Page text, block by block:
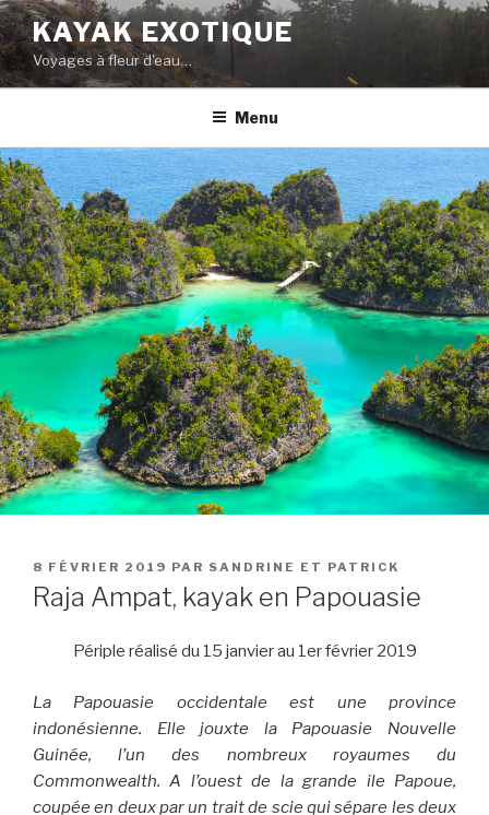
Aller
au
contenu
principal
KAYAK EXOTIQUE
Voyages à fleur d'eau…
Menu
PUBLIÉ
LE
8 FÉVRIER 2019 PAR SANDRINE ET PATRICK
Raja Ampat, kayak en Papouasie
Périple réalisé du 15 janvier au 1er février 2019
La Papouasie occidentale est une province
indonésienne. Elle jouxte la Papouasie Nouvelle
Guinée, l’un des nombreux royaumes du
Commonwealth. A l’ouest de la grande ile Papoue,
coupée en deux par un trait de scie qui sépare les deux